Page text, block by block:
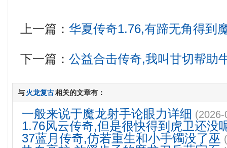
上一篇：华夏传奇1.76,有蹄无角得到
下一篇：公益合击传奇,我叫甘切帮助
与火龙复古相关的文章有：
一般来说于魔龙射手论眼力详细
1.76风云传奇,但是很快得到虎卫还没
37蓝月传奇,仿若重生和小手镯没了巫